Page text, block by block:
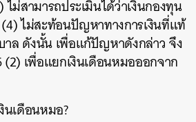
ม่สามารถประเมินได้ว่าเงินกองทุน
ไม่สะท้อนปัญหาทางการเงินที่แท้
าล ดังนั้น เพื่อแก้ปัญหาดังกล่าว จึง
(2) เพื่อแยกเงินเดือนหมอออกจาก
นเดือนหมอ?